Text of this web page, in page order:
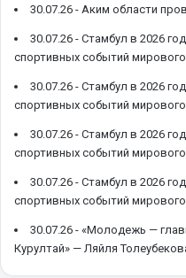
30.07.26 - Аким области
30.07.26 - Стамбул в 2026
спортивных событий
30.07.26 - Стамбул в 2026
спортивных событий
30.07.26 - Стамбул в 2026
спортивных событий
30.07.26 - Стамбул в 2026
спортивных событий
30.07.26 - «Молодежь —
Курултай» — Ляйля